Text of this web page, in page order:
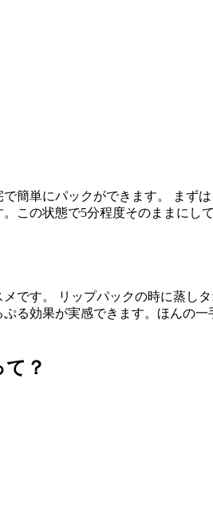
簡単にパックができます。 まず
この状態で5分程度そのままにし
です。 リップパックの時に蒸し
る効果が実感できます。ほんの
？